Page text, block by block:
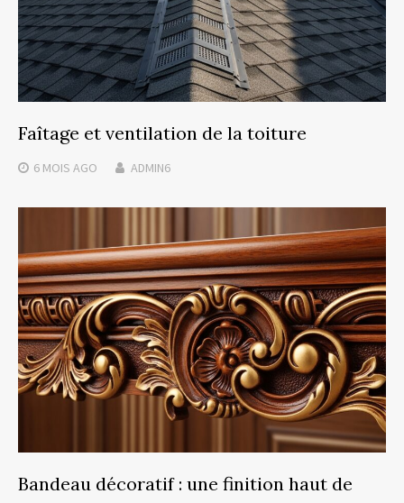
Faîtage et ventilation de la toiture
6 MOIS AGO ADMIN6
Bandeau décoratif : une finition haut de